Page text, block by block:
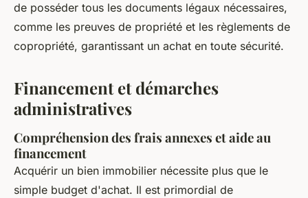
de posséder tous les documents légaux nécessaires,
comme les preuves de propriété et les règlements de
copropriété, garantissant un achat en toute sécurité.
Financement et démarches
administratives
Compréhension des frais annexes et aide au
financement
Acquérir un bien immobilier nécessite plus que le
simple budget d'achat. Il est primordial de